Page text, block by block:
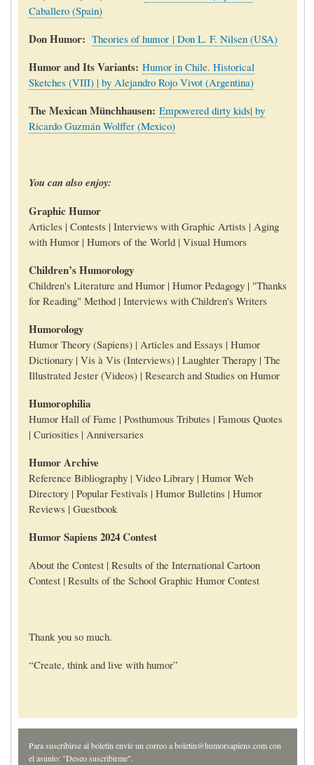
Caballero (Spain)
Don Humor: Theories of humor | Don L. F. Nilsen (USA)
Humor and Its Variants: Humor in Chile. Historical
Sketches (VIII) | by Alejandro Rojo Vivot (Argentina)
The Mexican Münchhausen: Empowered dirty kids| by
Ricardo Guzmán Wolffer (Mexico)
You can also enjoy:
Graphic Humor
Articles | Contests | Interviews with Graphic Artists | Aging
with Humor | Humors of the World | Visual Humors
Children’s Humorology
Children's Literature and Humor | Humor Pedagogy | "Thanks
for Reading" Method | Interviews with Children's Writers
Humorology
Humor Theory (Sapiens) | Articles and Essays | Humor
Dictionary | Vis à Vis (Interviews) | Laughter Therapy | The
Illustrated Jester (Videos) | Research and Studies on Humor
Humorophilia
Humor Hall of Fame | Posthumous Tributes | Famous Quotes
| Curiosities | Anniversaries
Humor Archive
Reference Bibliography | Video Library | Humor Web
Directory | Popular Festivals | Humor Bulletins | Humor
Reviews | Guestbook
Humor Sapiens 2024 Contest
About the Contest | Results of the International Cartoon
Contest | Results of the School Graphic Humor Contest
Thank you so much.
“Create, think and live with humor”
Para suscribirse al boletín envíe un correo a boletin@humorsapiens.com con
el asunto: "Deseo suscribirme".